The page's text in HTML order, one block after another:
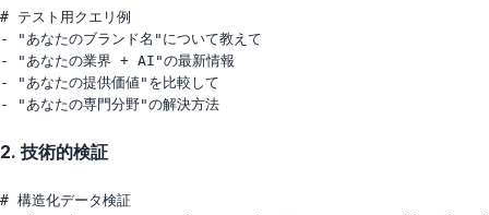
# テスト用クエリ例
- "あなたのブランド名"について教えて
- "あなたの業界 + AI"の最新情報
- "あなたの提供価値"を比較して
2. 技術的検証
# 構造化データ検証